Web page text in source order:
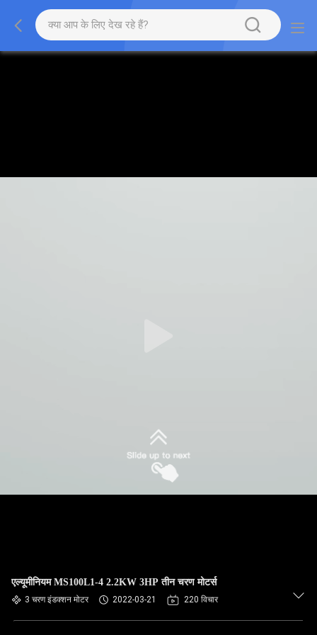
एल्यूमीनियम MS100L1-4 2.2KW 3HP तीन चरण मोटर्स
3 चरण इंडक्शन मोटर 2022-03-21 220 विचार